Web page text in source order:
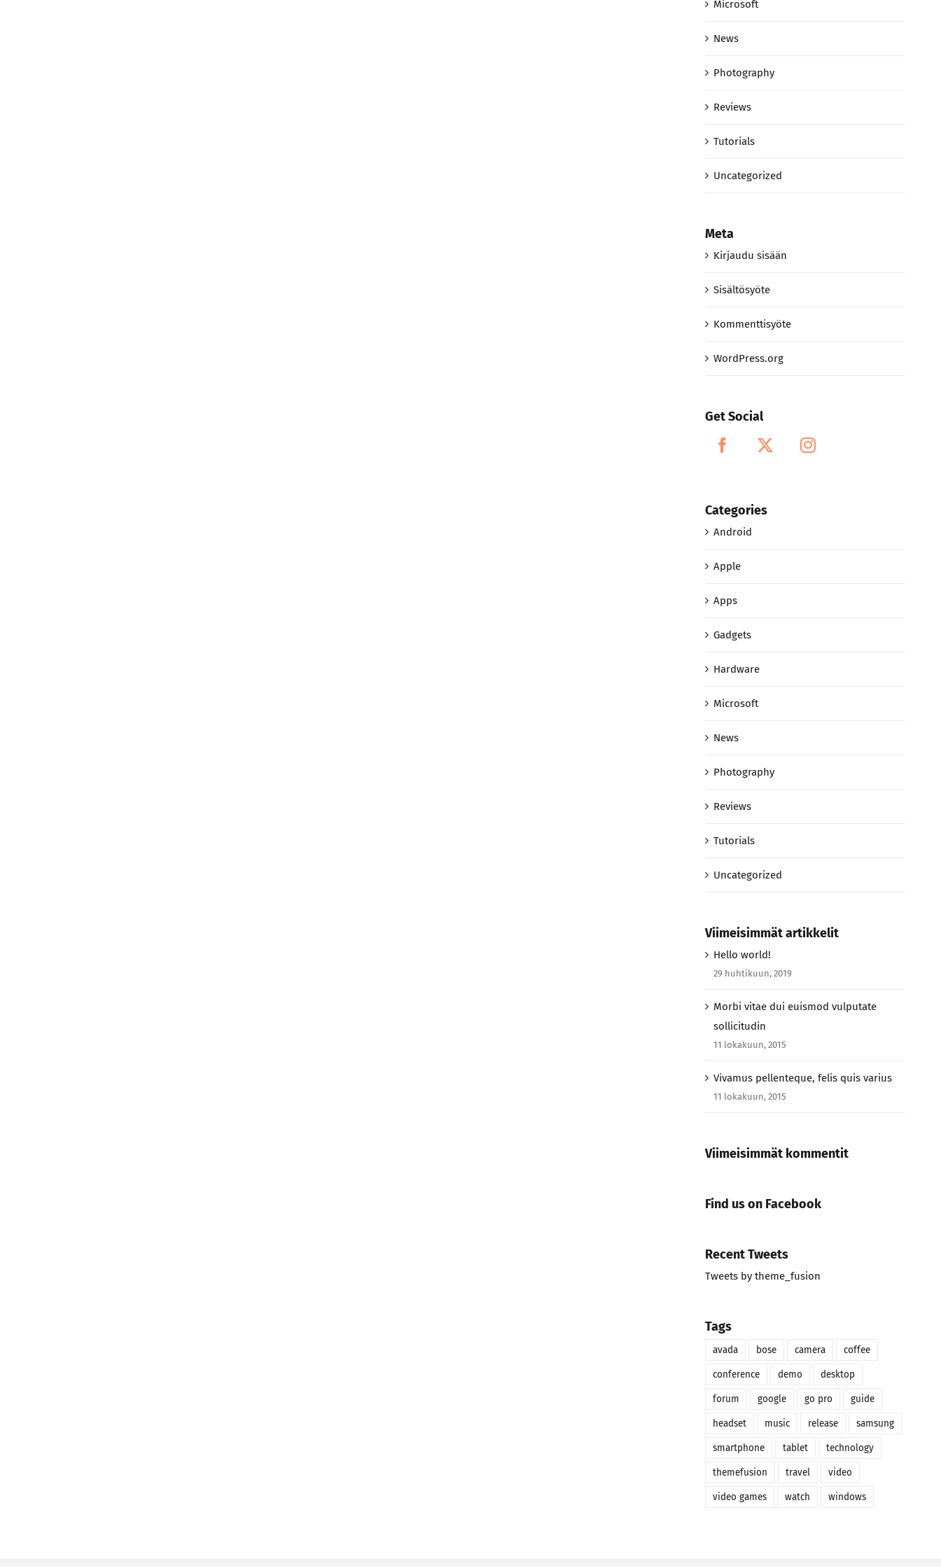
Microsoft
News
Photography
Reviews
Tutorials
Uncategorized
Meta
Kirjaudu sisään
Sisältösyöte
Kommenttisyöte
WordPress.org
Get Social
Categories
Android
Apple
Apps
Gadgets
Hardware
Microsoft
News
Photography
Reviews
Tutorials
Uncategorized
Viimeisimmät artikkelit
Hello world!
29 huhtikuun, 2019
Morbi vitae dui euismod vulputate
sollicitudin
11 lokakuun, 2015
Vivamus pellenteque, felis quis varius
11 lokakuun, 2015
Viimeisimmät kommentit
Find us on Facebook
Recent Tweets
Tweets by theme_fusion
Tags
avada bose camera coffee
conference demo desktop
forum google go pro guide
headset music release samsung
smartphone tablet technology
themefusion travel video
video games watch windows